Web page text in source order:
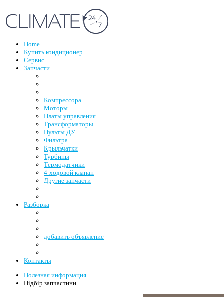
Home
Купить кондиционер
Сервис
Запчасти
Компрессора
Моторы
Платы управления
Трансформаторы
Пульты ДУ
Фильтра
Крыльчатки
Турбины
Термодатчики
4-ходовой клапан
Другие запчасти
Разборка
добавить объявление
Контакты
Полезная информация
Підбір запчастини